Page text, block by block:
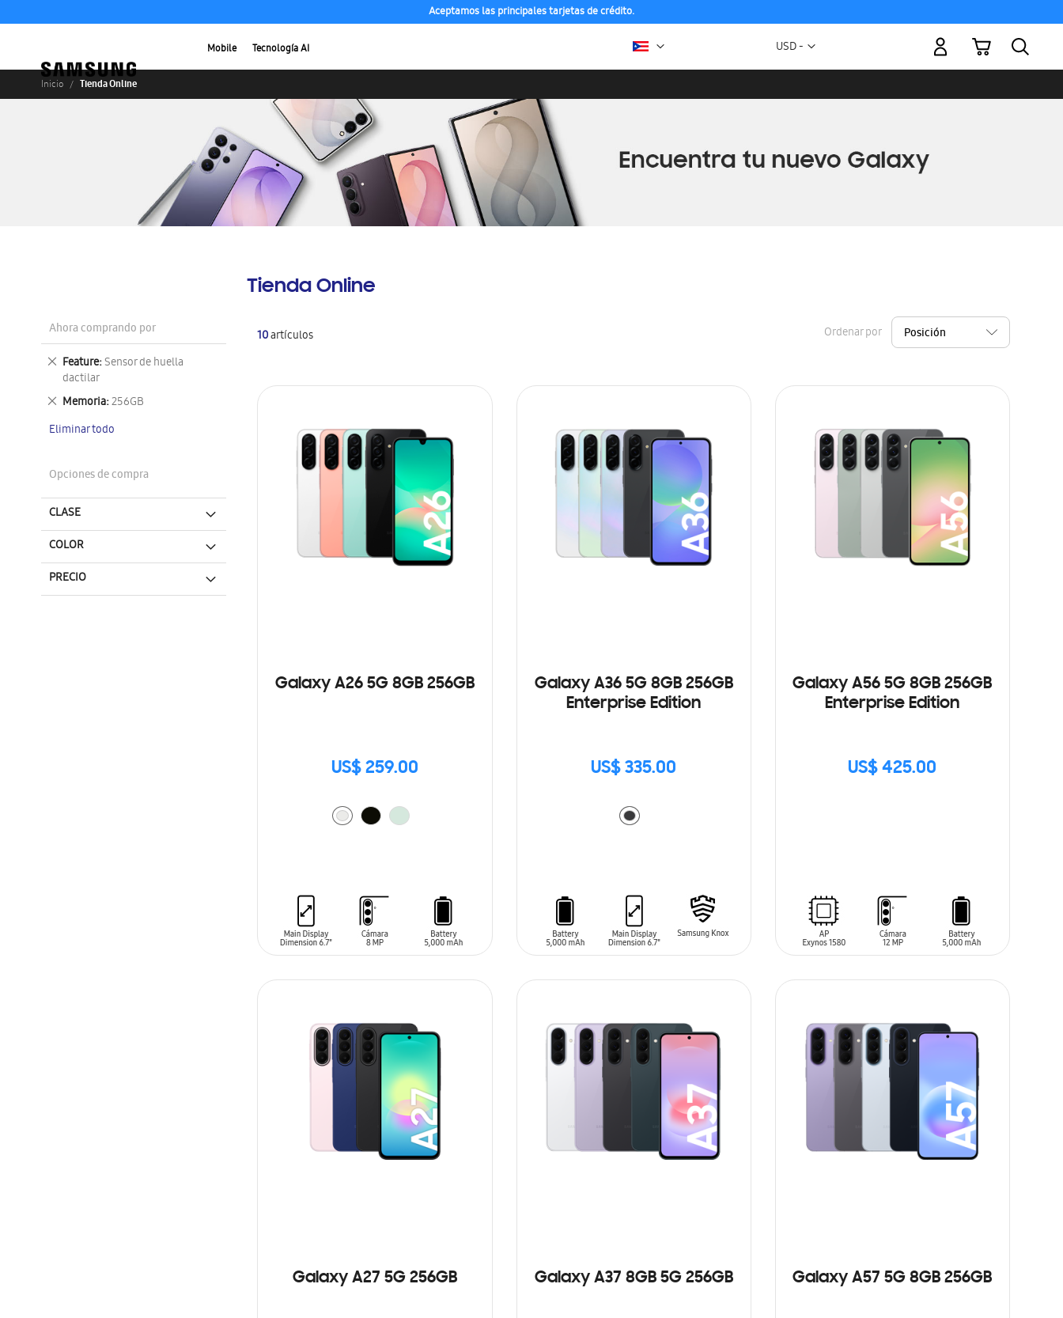
Aceptamos las principales tarjetas de crédito.
Mobile Tecnología AI Moneda
USD -
Mi carrito
Inicio Tienda Online
Tienda Online
10artículos Ordenar por
Galaxy A26 5G 8GB 256GB
US$ 259.00
Galaxy A36 5G 8GB 256GB
Enterprise Edition
US$ 335.00
Galaxy A56 5G 8GB 256GB
Enterprise Edition
US$ 425.00
SIN
Galaxy A27 5G 256GB Galaxy A37 8GB 5G 256GB Galaxy A57 5G 8GB 256GB
Ahora comprando por
Feature Sensor de huella
dactilar
Eliminar
este
artículo
Memoria 256GB
Eliminar
artículo
Eliminar todo
Opciones de compra
CLASE
COLOR
PRECIO